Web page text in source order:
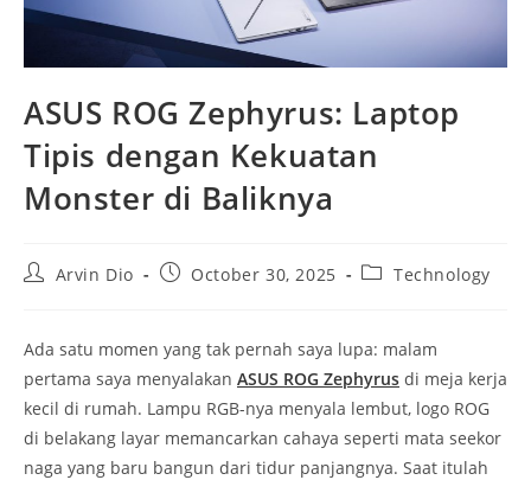
ASUS ROG Zephyrus: Laptop
Tipis dengan Kekuatan
Monster di Baliknya
PostArvin Dio
PostOctober 30, 2025
PostTechnology
Ada satu momen yang tak pernah saya lupa: malam
pertama saya menyalakan ASUS ROG Zephyrus di meja kerja
kecil di rumah. Lampu RGB-nya menyala lembut, logo ROG
di belakang layar memancarkan cahaya seperti mata seekor
naga yang baru bangun dari tidur panjangnya. Saat itulah